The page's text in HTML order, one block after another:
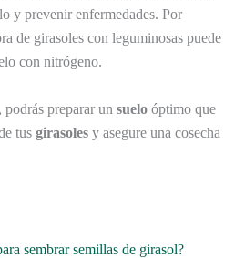
y prevenir enfermedades. Por
de girasoles con leguminosas puede
con nitrógeno.
podrás preparar un suelo óptimo que
tus girasoles y asegure una cosecha
sembrar semillas de girasol?